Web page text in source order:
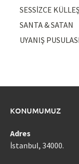
SESSİZCE
SANTA & SATAN
UYANIŞ PUSULASI
KONUMUMUZ
Adres
İstanbul, 34000.